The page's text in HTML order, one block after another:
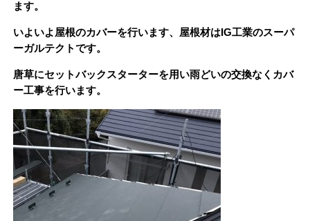
ます。
いよいよ屋根のカバーを行います、屋根材はIG工業のスーパ
ーガルテクトです。
唐草にセットバックスターターを用い雨どいの交換なくカバ
ー工事を行います。